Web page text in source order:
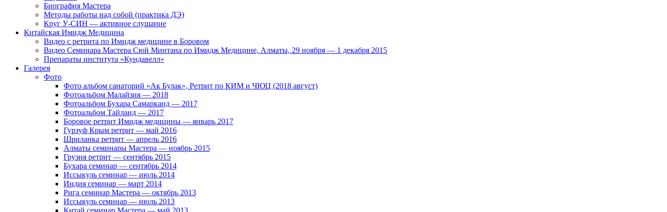
Биография Мастера
Методы работы над собой (практика ДЭ)
Круг У-СИН — активное слушание
Китайская Имидж Медицина
Видео с ретрита по Имидж медицине в Боровом
Видео Семинара Мастера Сюй Минтана по Имидж Медицине, Алматы, 29 ноября — 1 декабря 2015
Препараты института «Кундавелл»
Галерея
Фото
Фото альбом санаторий «Ак Булак», Ретрит по КИМ и ЧЮЦ (2018 август)
Фотоальбом Малайзия — 2018
Фотоальбом Бухара Самарканд — 2017
Фотоальбом Тайланд — 2017
Боровое ретрит Имидж медицины — январь 2017
Гурзуф Крым ретрит — май 2016
Шриланка ретрит — апрель 2016
Алматы семинары Мастера — ноябрь 2015
Грузия ретрит — сентябрь 2015
Бухара семинар — сентябрь 2014
Иссыкуль семинар — июль 2014
Индия семинар — март 2014
Рига семинар Мастера — октябрь 2013
Иссыкуль семинар — июль 2013
Китай семинар Мастера — май 2013